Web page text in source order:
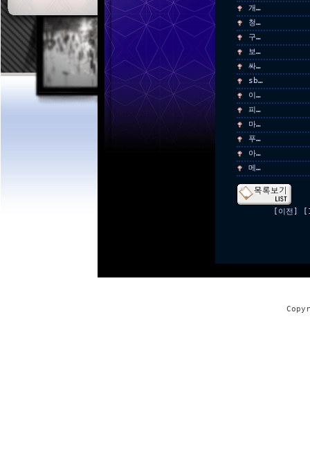
개…
청…
구…
보…
싸…
sb…
이…
피…
마…
푸…
아…
메…
[이전]
ㆍ 제작신청